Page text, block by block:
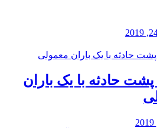
پشت حادثه با یک باران